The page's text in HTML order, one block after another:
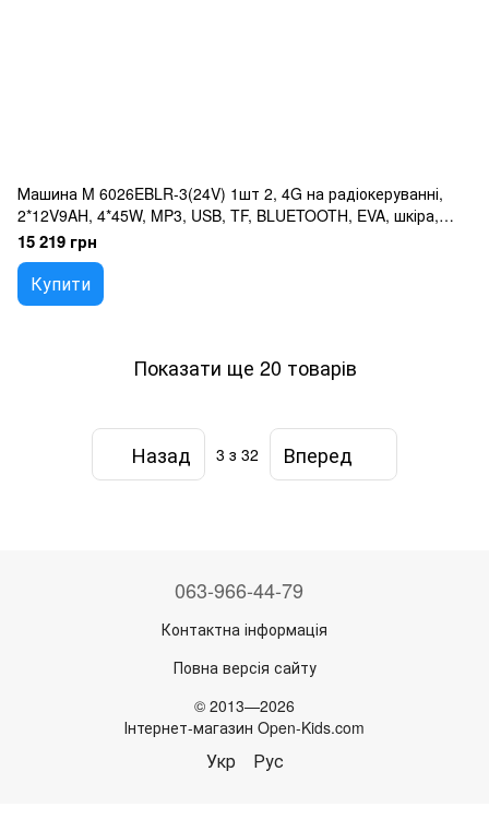
Машина M 6026EBLR-3(24V) 1шт 2, 4G на радіокеруванні,
2*12V9AH, 4*45W, MP3, USB, TF, BLUETOOTH, EVA, шкіра,
музика, світло, червоний
15 219 грн
Купити
Показати ще 20 товарів
Назад 3 з 32 Вперед
063-966-44-79
Контактна інформація
Повна версія сайту
© 2013—2026
Інтернет-магазин Open-Kids.com
Укр Рус